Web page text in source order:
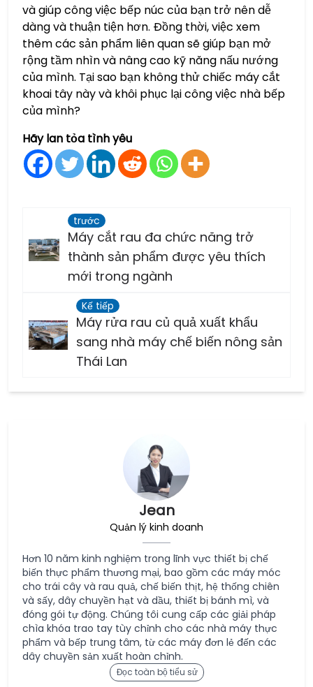
Jean
Quản lý kinh doanh
Hơn 10 năm kinh nghiệm trong lĩnh vực thiết bị chế
biến thực phẩm thương mại, bao gồm các máy móc
cho trái cây và rau quả, chế biến thịt, hệ thống chiên
và sấy, dây chuyền hạt và dầu, thiết bị bánh mì, và
đóng gói tự động. Chúng tôi cung cấp các giải pháp
chìa khóa trao tay tùy chỉnh cho các nhà máy thực
phẩm và bếp trung tâm, từ các máy đơn lẻ đến các
dây chuyền sản xuất hoàn chỉnh.
Đọc toàn bộ tiểu sử
và giúp công việc bếp núc của bạn trở nên dễ
dàng và thuận tiện hơn. Đồng thời, việc xem
thêm các sản phẩm liên quan sẽ giúp bạn mở
rộng tầm nhìn và nâng cao kỹ năng nấu nướng
của mình. Tại sao bạn không thử chiếc máy cắt
khoai tây này và khôi phục lại công việc nhà bếp
của mình?
Hãy lan tỏa tình yêu
trước
Máy cắt rau đa chức năng trở
thành sản phẩm được yêu thích
mới trong ngành
Kế tiếp
Máy rửa rau củ quả xuất khẩu
sang nhà máy chế biến nông sản
Thái Lan